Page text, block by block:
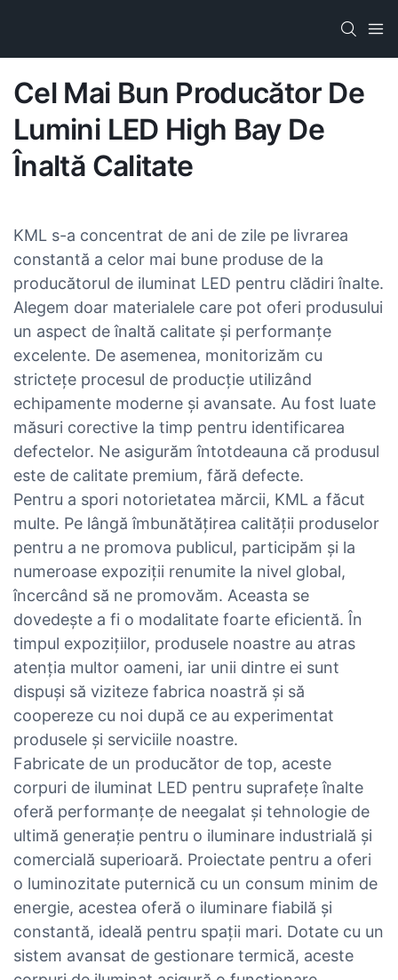
Cel Mai Bun Producător De
Lumini LED High Bay De
Înaltă Calitate
KML s-a concentrat de ani de zile pe livrarea
constantă a celor mai bune produse de la
producătorul de iluminat LED pentru clădiri înalte.
Alegem doar materialele care pot oferi produsului
un aspect de înaltă calitate și performanțe
excelente. De asemenea, monitorizăm cu
strictețe procesul de producție utilizând
echipamente moderne și avansate. Au fost luate
măsuri corective la timp pentru identificarea
defectelor. Ne asigurăm întotdeauna că produsul
este de calitate premium, fără defecte.
Pentru a spori notorietatea mărcii, KML a făcut
multe. Pe lângă îmbunătățirea calității produselor
pentru a ne promova publicul, participăm și la
numeroase expoziții renumite la nivel global,
încercând să ne promovăm. Aceasta se
dovedește a fi o modalitate foarte eficientă. În
timpul expozițiilor, produsele noastre au atras
atenția multor oameni, iar unii dintre ei sunt
dispuși să viziteze fabrica noastră și să
coopereze cu noi după ce au experimentat
produsele și serviciile noastre.
Fabricate de un producător de top, aceste
corpuri de iluminat LED pentru suprafețe înalte
oferă performanțe de neegalat și tehnologie de
ultimă generație pentru o iluminare industrială și
comercială superioară. Proiectate pentru a oferi
o luminozitate puternică cu un consum minim de
energie, acestea oferă o iluminare fiabilă și
constantă, ideală pentru spații mari. Dotate cu un
sistem avansat de gestionare termică, aceste